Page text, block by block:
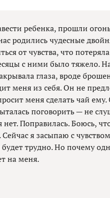
ребенка, прошли
родились чудесные
от чувства, что
с ними было тяжело.
глаза, вроде
меня из себя. Он не
меня сделать чай
поговорить — не
Поправилась. Боюсь,
я засыпаю с
трудно. Но почему
на меня.